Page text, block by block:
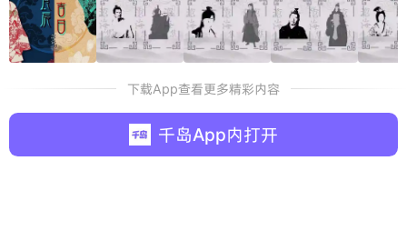
下载App查看更多精彩内容
千岛App内打开